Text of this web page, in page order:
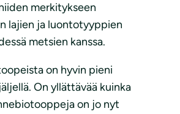
merkitykseen
lajien ja luontotyyppien
metsien kanssa.
on hyvin pieni
On yllättävää kuinka
on jo nyt